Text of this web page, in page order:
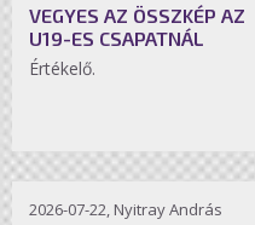
VEGYES AZ ÖSSZKÉP AZ
U19-ES CSAPATNÁL
Értékelő.
2026-07-22, Nyitray András